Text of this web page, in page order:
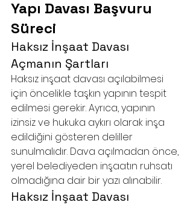
Yapı Davası Başvuru
Süreci
Haksız İnşaat Davası
Açmanın Şartları
Haksız inşaat davası açılabilmesi
için öncelikle taşkın yapının tespit
edilmesi gerekir. Ayrıca, yapının
izinsiz ve hukuka aykırı olarak inşa
edildiğini gösteren deliller
sunulmalıdır. Dava açılmadan önce,
yerel belediyeden inşaatın ruhsatı
olmadığına dair bir yazı alınabilir.
Haksız İnşaat Davası